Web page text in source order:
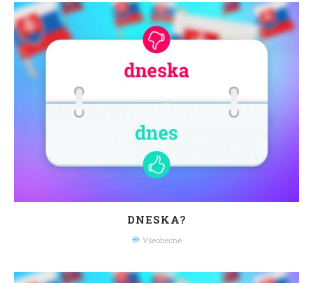
DNESKA?
Všeobecné